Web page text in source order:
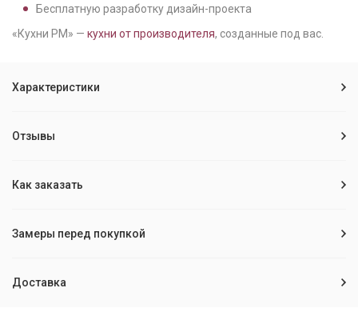
Бесплатную разработку дизайн-проекта
«Кухни РМ» — кухни от производителя, созданные под вас.
Характеристики
Отзывы
Как заказать
Замеры перед покупкой
Доставка